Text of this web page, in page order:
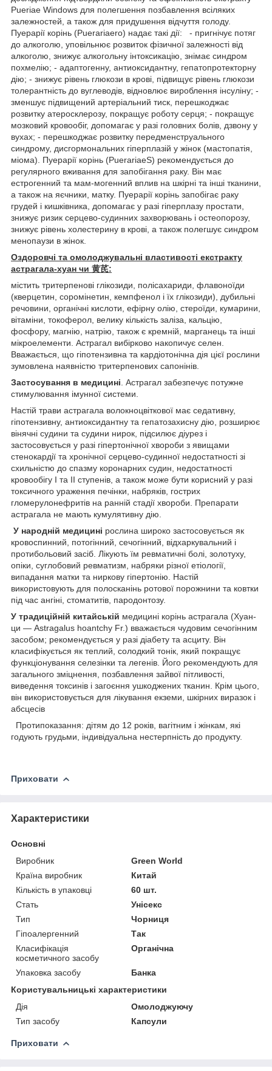
Pueriae Windows для полегшення позбавлення всіляких
залежностей, а також для придушення відчуття голоду.
Пуерарії корінь (Puerariaero) надає такі дії: - пригнічує потяг
до алкоголю, уповільнює розвиток фізичної залежності від
алкоголю, знижує алкогольну інтоксикацію, знімає синдром
похмелію; - адаптогенну, антиоксидантну, гепатопротекторну
дію; - знижує рівень глюкози в крові, підвищує рівень глюкози
толерантність до вуглеводів, відновлює вироблення інсуліну; -
зменшує підвищений артеріальний тиск, перешкоджає
розвитку атеросклерозу, покращує роботу серця; - покращує
мозковий кровообіг, допомагає у разі головних болів, дзвону у
вухах; - перешкоджає розвитку передменструального
синдрому, дисгормональних гіперплазій у жінок (мастопатія,
міома). Пуерарії корінь (PuerariaeS) рекомендується до
регулярного вживання для запобігання раку. Він має
естрогенний та мам-могенний вплив на шкірні та інші тканини,
а також на яєчники, матку. Пуерарії корінь запобігає раку
грудей і кишківника, допомагає у разі гіперплазу простати,
знижує ризик серцево-судинних захворювань і остеопорозу,
знижує рівень холестерину в крові, а також полегшує синдром
менопаузи в жінок.
Оздоровчі та омолоджувальні властивості екстракту
астрагала-хуан чи 黄芪:
містить тритерпенові глікозиди, полісахариди, флавоноїди
(кверцетин, соромінетин, кемпфенол і їх глікозиди), дубильні
речовини, органічні кислоти, ефірну олію, стероїди, кумарини,
вітаміни, токоферол, велику кількість заліза, кальцію,
фосфору, магнію, натрію, також є кремній, марганець та інші
мікроелементи. Астрагал вибірково накопичує селен.
Вважається, що гіпотензивна та кардіотонічна дія цієї рослини
зумовлена наявністю тритерпенових сапонінів.
Застосування в медицині . Астрагал забезпечує потужне
стимулювання імунної системи.
Настій трави астрагала волокноцвіткової має седативну,
гіпотензивну, антиоксидантну та гепатозахисну дію, розширює
вінячні судини та судини нирок, підсилює діурез і
застосовується у разі гіпертонічної хвороби з явищами
стенокардії та хронічної серцево-судинної недостатності зі
схильністю до спазму коронарних судин, недостатності
кровообігу I та II ступенів, а також може бути корисний у разі
токсичного ураження печінки, набряків, гострих
гломерулонефритів на ранній стадії хвороби. Препарати
астрагала не мають кумулятивну дію.
У народній медицині рослина широко застосовується як
кровоспинний, потогінний, сечогінний, відхаркувальний і
протибольовий засіб. Лікують їм ревматичні болі, золотуху,
опіки, суглобовий ревматизм, набряки різної етіології,
випадання матки та ниркову гіпертонію. Настій
використовують для полосканінь ротової порожнини та ковтки
під час ангіні, стоматитів, пародонтозу.
У традиційній китайській медицині корінь астрагала (Хуан-
ци — Astragalus hoantchy Fr.) вважається чудовим сечогінним
засобом; рекомендується у разі діабету та асциту. Він
класифікується як теплий, солодкий тонік, який покращує
функціонування селезінки та легенів. Його рекомендують для
загального зміцнення, позбавлення зайвої пітливості,
виведення токсинів і загоєння ушкоджених тканин. Крім цього,
він використовується для лікування екземи, шкірних виразок і
абсцесів
Протипоказання: дітям до 12 років, вагітним і жінкам, які
годують грудьми, індивідуальна нестерпність до продукту.
Приховати
Характеристики
Основні
Виробник
Green World
Країна виробник
Китай
Кількість в упаковці
60 шт.
Стать
Унісекс
Тип
Чорниця
Гіпоалергенний
Так
Класифікація
косметичного засобу
Органічна
Упаковка засобу
Банка
Користувальницькі характеристики
Дія
Омолоджуючу
Тип засобу
Капсули
Приховати